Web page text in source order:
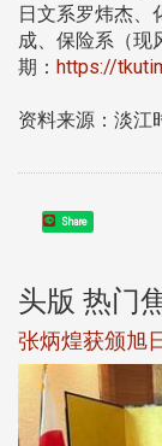
日文系罗炜杰、
成、保险系（现
期： https://
资料来源：淡江
Share
头版 热门
张炳煌获颁旭